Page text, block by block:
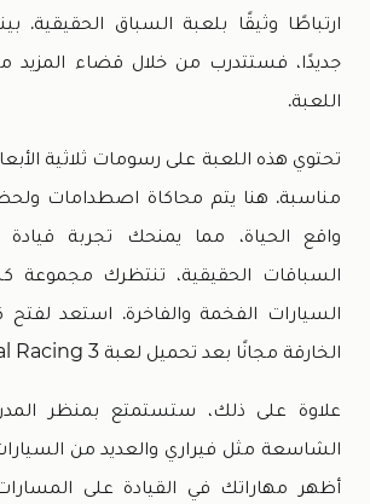
ارتباطًا وثيقًا بلعبة السباق الحقيقية.
جديدًا، فستتدرب من خلال قضاء
اللعبة.
تحتوي هذه اللعبة على رسومات ثلاثية
مناسبة. هنا يتم محاكاة اصطدامات
واقع الحياة، مما يمنحك تجربة
السباقات الحقيقية، تنتظرك مجموعة
السيارات الفخمة والفاخرة. استعد
الخارقة مجانًا بعد تحميل لعبة Real Racing 3 مهكرة.
علاوة على ذلك، ستستمتع بمنظر
الشاسعة مثل فيراري والعديد من
أظهر مهاراتك في القيادة على